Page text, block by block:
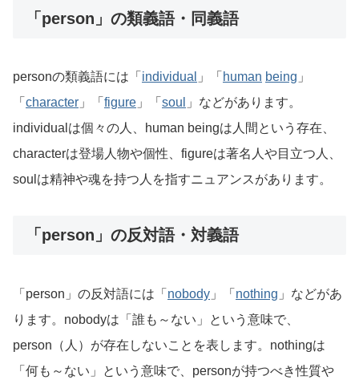
「person」の類義語・同義語
personの類義語には「 individual 」「 human being 」
「 character 」「 figure 」「 soul
」などがあります。
individualは個々の人、human beingは人間という存在、
characterは登場人物や個性、figureは著名人や目立つ人、
soulは精神や魂を持つ人を指すニュアンスがあります。
「person」の反対語・対義語
「person」の反対語には「 nobody 」「 nothing 」などがあ
ります。nobodyは「誰も～ない」という意味で、
person（人）が存在しないことを表します。nothingは
「何も～ない」という意味で、personが持つべき性質や